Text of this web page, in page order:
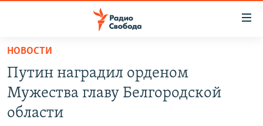
упрощенного
доступа
Вернуться
основному
ПОДКАСТЫ
АВТОРСКИЕ ПРОЕКТЫ
НОВОСТИ
Путин наградил орденом
Мужества главу Белгородской
области